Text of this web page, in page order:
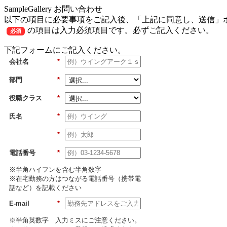
SampleGallery お問い合わせ
以下の項目に必要事項をご記入後、「上記に同意し、送信」
必須 の項目は入力必須項目です。必ずご記入ください。
下記フォームにご記入ください。
*
会社名
*
部門
*
役職クラス
*
氏名
*
*
電話番号
※半角ハイフンを含む半角数字
※在宅勤務の方はつながる電話番号（携帯電
話など）を記載ください
*
E-mail
※半角英数字 入力ミスにご注意ください。